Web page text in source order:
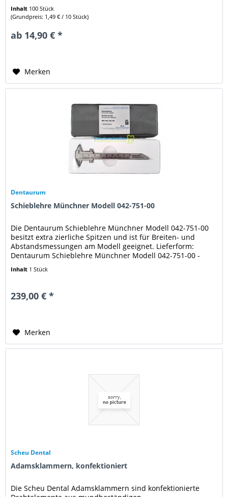
Inhalt 100 Stück
(Grundpreis: 1,49 € / 10 Stück)
ab 14,90 € *
Merken
Dentaurum
Schieblehre Münchner Modell 042-751-00
Die Dentaurum Schieblehre Münchner Modell 042-751-00
besitzt extra zierliche Spitzen und ist für Breiten- und
Abstandsmessungen am Modell geeignet. Lieferform:
Dentaurum Schieblehre Münchner Modell 042-751-00 -
Inhalt 1 Stück
239,00 € *
Merken
Scheu Dental
Adamsklammern, konfektioniert
Die Scheu Dental Adamsklammern sind konfektionierte